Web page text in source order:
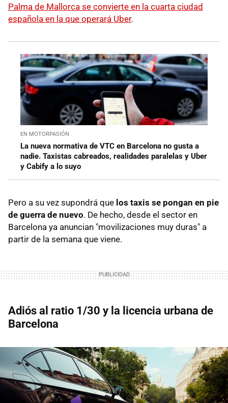
Palma de Mallorca se convierte en la cuarta ciudad
española en la que operará Uber.
EN MOTORPASIÓN
La nueva normativa de VTC en Barcelona no gusta a
nadie. Taxistas cabreados, realidades paralelas y Uber
y Cabify a lo suyo
Pero a su vez supondrá que los taxis se pongan en pie
de guerra de nuevo. De hecho, desde el sector en
Barcelona ya anuncian "movilizaciones muy duras" a
partir de la semana que viene.
Adiós al ratio 1/30 y la licencia urbana de
Barcelona